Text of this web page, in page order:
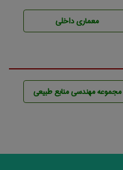
معماری داخلی
مجموعه مهندسی منابع طبيعی